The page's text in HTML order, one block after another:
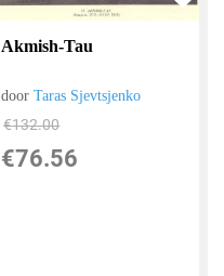
Akmish-Tau
doorTaras Sjevtsjenko
€132.00
€76.56